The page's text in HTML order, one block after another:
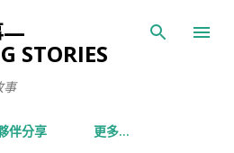
到主要內容
—
STORIES
事
伴分享 更多…